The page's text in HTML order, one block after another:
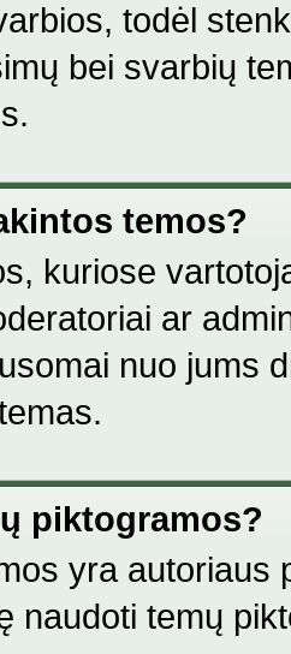
todėl
bei svarbių
temos?
kuriose
ar
nuo jums
piktogramos?
yra autoriaus
naudoti temų